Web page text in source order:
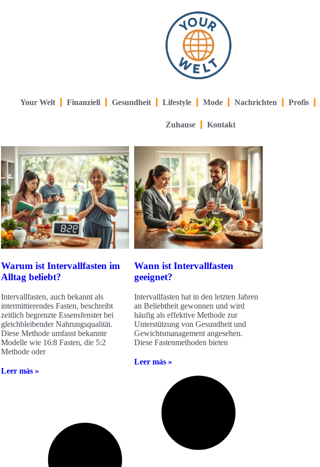
Your Welt Finanziell Gesundheit Lifestyle Mode Nachrichten Profis
Zuhause Kontakt
Warum ist Intervallfasten im
Alltag beliebt?
Intervallfasten, auch bekannt als
intermittierendes Fasten, beschreibt
zeitlich begrenzte Essensfenster bei
gleichbleibender Nahrungsqualität.
Diese Methode umfasst bekannte
Modelle wie 16:8 Fasten, die 5:2
Methode oder
Leer más »
Wann ist Intervallfasten
geeignet?
Intervallfasten hat in den letzten Jahren
an Beliebtheit gewonnen und wird
häufig als effektive Methode zur
Unterstützung von Gesundheit und
Gewichtsmanagement angesehen.
Diese Fastenmethoden bieten
Leer más »